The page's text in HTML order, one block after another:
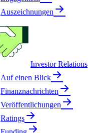
Auszeichnungen
Investor Relations
Auf einen Blick
Finanznachrichten
Veröffentlichungen
Ratings